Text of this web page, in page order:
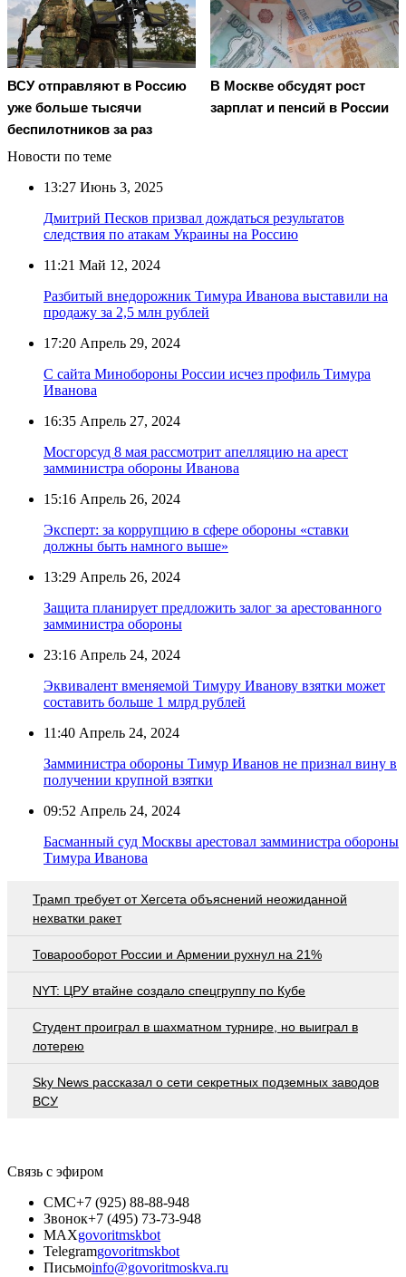
ВСУ отправляют в Россию
уже больше тысячи
беспилотников за раз
В Москве обсудят рост
зарплат и пенсий в России
Новости по теме
13:27 Июнь 3, 2025
Дмитрий Песков призвал дождаться результатов
следствия по атакам Украины на Россию
11:21 Май 12, 2024
Разбитый внедорожник Тимура Иванова выставили на
продажу за 2,5 млн рублей
17:20 Апрель 29, 2024
С сайта Минобороны России исчез профиль Тимура
Иванова
16:35 Апрель 27, 2024
Мосгорсуд 8 мая рассмотрит апелляцию на арест
замминистра обороны Иванова
15:16 Апрель 26, 2024
Эксперт: за коррупцию в сфере обороны «ставки
должны быть намного выше»
13:29 Апрель 26, 2024
Защита планирует предложить залог за арестованного
замминистра обороны
23:16 Апрель 24, 2024
Эквивалент вменяемой Тимуру Иванову взятки может
составить больше 1 млрд рублей
11:40 Апрель 24, 2024
Замминистра обороны Тимур Иванов не признал вину в
получении крупной взятки
09:52 Апрель 24, 2024
Басманный суд Москвы арестовал замминистра обороны
Тимура Иванова
Трамп требует от Хегсета объяснений неожиданной
нехватки ракет
Товарооборот России и Армении рухнул на 21%
NYT: ЦРУ втайне создало спецгруппу по Кубе
Студент проиграл в шахматном турнире, но выиграл в
лотерею
Sky News рассказал о сети секретных подземных заводов
ВСУ
Связь с эфиром
СМС+7 (925) 88-88-948
Звонок+7 (495) 73-73-948
MAXgovoritmskbot
Telegramgovoritmskbot
Письмоinfo@govoritmoskva.ru